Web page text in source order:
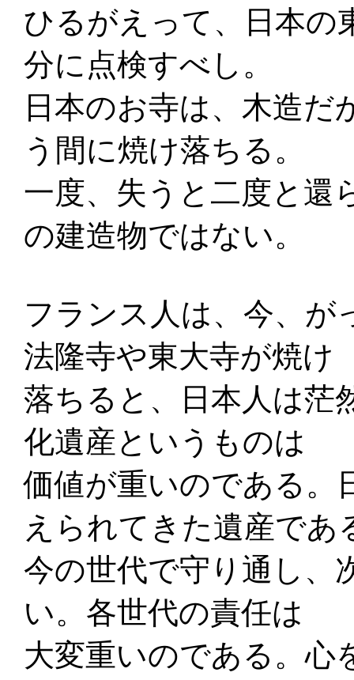
ひるがえって、日本の
分に点検すべし。
日本のお寺は、木造
う間に焼け落ちる。
一度、失うと二度と還
の建造物ではない。
フランス人は、今、が
法隆寺や東大寺が焼け
落ちると、日本人は茫
化遺産というものは
価値が重いのである。
えられてきた遺産であ
今の世代で守り通し、
い。各世代の責任は
大変重いのである。心